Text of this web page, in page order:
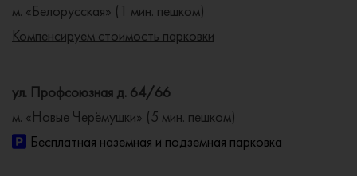
м. «Белорусская» (1 мин. пешком)
Компенсируем стоимость парковки
ул. Профсоюзная д. 64/66
м. «Новые Черёмушки» (5 мин. пешком)
Бесплатная наземная и подземная парковка